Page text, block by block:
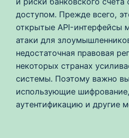
доступом. Прежде всего,
открытые API-интерфейсы
атаки для
недостаточная правовая
некоторых странах
системы. Поэтому важно
использующие
аутентификацию и другие